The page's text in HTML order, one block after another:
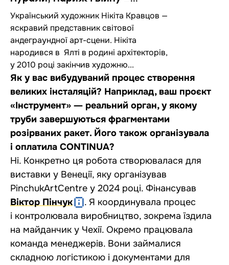
Український художник Нікіта Кравцов —
яскравий представник світової
андеграундної арт-сцени. Нікіта
народився в Ялті в родині архітекторів,
у 2010 році закінчив художню...
Як у вас вибудуваний процес створення
великих інсталяцій? Наприклад, ваш проєкт
«Інструмент» ― реальний орган, у якому
труби завершуються фрагментами
розірваних ракет. Його також організувала
і оплатила CONTINUA?
Ні. Конкретно ця робота створювалася для
виставки у Венеції, яку організував
PinchukArtCentre у 2024 році. Фінансував
Віктор Пінчук
. Я координувала процес
і контролювала виробництво, зокрема їздила
на майданчик у Чехії. Окремо працювала
команда менеджерів. Вони займалися
складною логістикою і документами для